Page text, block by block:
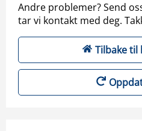
Andre problemer? Send
tar vi kontakt med deg.
Tilbake til